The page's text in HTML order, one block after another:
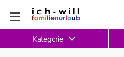
Kategorie